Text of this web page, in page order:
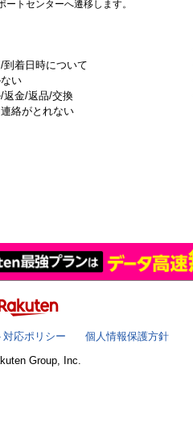
ートセンターへ遷移します。
到着日時について
い
/返金/返品/交換
絡がとれない
応ポリシー
個人情報保護方針
Group, Inc.